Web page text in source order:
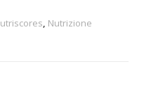
, Nutrizione